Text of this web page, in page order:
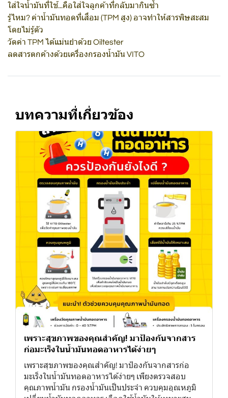
ใส่ใจน้ำมันที่ใช้...คือใส่ใจลูกค้าที่กลับมากินซ้ำ
รู้ไหม? ค่าน้ำมันทอดที่เสื่อม (TPM สูง) อาจทำให้สารพิษสะสม
โดยไม่รู้ตัว
วัดค่า TPM ได้แม่นยำด้วย Oiltester
ลดสารตกค้างด้วยเครื่องกรองน้ำมัน VITO
บทความที่เกี่ยวข้อง
เพราะสุขภาพของคุณสำคัญ! มาป้องกันจากสาร
ก่อมะเร็งในน้ำมันทอดอาหารได้ง่ายๆ
เพราะสุขภาพของคุณสำคัญ! มาป้องกันจากสารก่อ
มะเร็งในน้ำมันทอดอาหารได้ง่ายๆ เพียงตรวจสอบ
คุณภาพน้ำมัน กรองน้ำมันเป็นประจำ ควบคุมอุณหภูมิ